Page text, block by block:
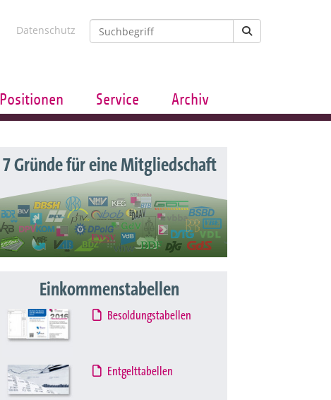
Datenschutz
Positionen Service Archiv
7 Gründe für eine Mitgliedschaft
Einkommenstabellen
Besoldungstabellen
Entgelttabellen